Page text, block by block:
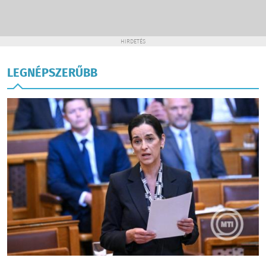
HIRDETÉS
LEGNÉPSZERŰBB